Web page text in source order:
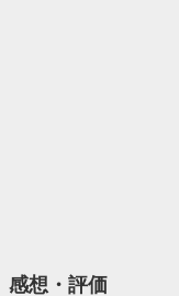
感想・評価